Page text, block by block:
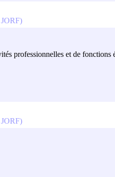
professionnelles et de fonctions